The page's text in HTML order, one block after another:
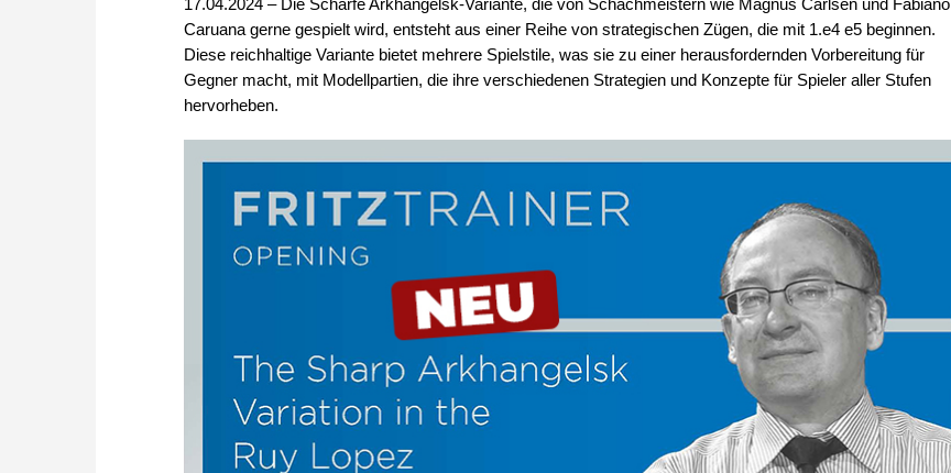
Caruana gerne gespielt wird, entsteht aus einer Reihe von strategischen Zügen, die mit 1.e4 e5 beginnen.
Diese reichhaltige Variante bietet mehrere Spielstile, was sie zu einer herausfordernden Vorbereitung für
Gegner macht, mit Modellpartien, die ihre verschiedenen Strategien und Konzepte für Spieler aller Stufen
hervorheben.